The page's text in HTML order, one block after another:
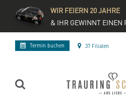
WIR FEIERN 20 JAHRE
& IHR GEWINNT EINEN
Termin buchen 37 Filialen